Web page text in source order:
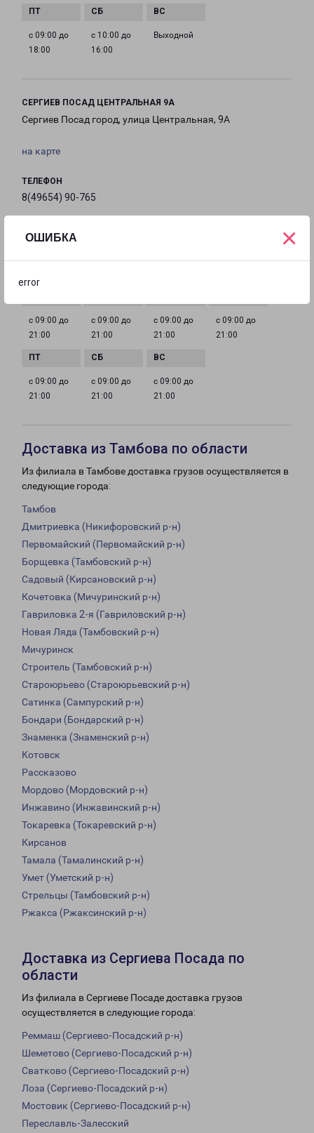
ОШИБКА
error
×
с 09:00 до
18:00
с 10:00 до
16:00
Выходной
СЕРГИЕВ ПОСАД ЦЕНТРАЛЬНАЯ 9А
Сергиев Посад город, улица Центральная, 9А
на карте
ТЕЛЕФОН
8(49654) 90-765
si-fr@pecom.ru
с 09:00 до
21:00
с 09:00 до
21:00
с 09:00 до
21:00
с 09:00 до
21:00
с 09:00 до
21:00
с 09:00 до
21:00
с 09:00 до
21:00
Доставка из Тамбова по области
Из филиала в Тамбове доставка грузов осуществляется в
следующие города:
Тамбов
Дмитриевка (Никифоровский р-н)
Первомайский (Первомайский р-н)
Борщевка (Тамбовский р-н)
Садовый (Кирсановский р-н)
Кочетовка (Мичуринский р-н)
Гавриловка 2-я (Гавриловский р-н)
Новая Ляда (Тамбовский р-н)
Мичуринск
Строитель (Тамбовский р-н)
Староюрьево (Староюрьевский р-н)
Сатинка (Сампурский р-н)
Бондари (Бондарский р-н)
Знаменка (Знаменский р-н)
Котовск
Рассказово
Мордово (Мордовский р-н)
Инжавино (Инжавинский р-н)
Токаревка (Токаревский р-н)
Кирсанов
Тамала (Тамалинский р-н)
Умет (Уметский р-н)
Стрельцы (Тамбовский р-н)
Ржакса (Ржаксинский р-н)
Доставка из Сергиева Посада по
области
Из филиала в Сергиеве Посаде доставка грузов
осуществляется в следующие города:
Реммаш (Сергиево-Посадский р-н)
Шеметово (Сергиево-Посадский р-н)
Сватково (Сергиево-Посадский р-н)
Лоза (Сергиево-Посадский р-н)
Мостовик (Сергиево-Посадский р-н)
Переславль-Залесский